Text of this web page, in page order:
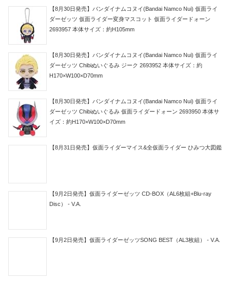
【8月30日発売】バンダイナムコヌイ(Bandai Namco Nui) 仮面ライ
ダーゼッツ 仮面ライダー変身マスコット 仮面ライダードォーン
2693957 本体サイズ：約H105mm
【8月30日発売】バンダイナムコヌイ(Bandai Namco Nui) 仮面ライ
ダーゼッツ Chibiぬいぐるみ ジーク 2693952 本体サイズ：約
H170×W100×D70mm
【8月30日発売】バンダイナムコヌイ(Bandai Namco Nui) 仮面ライ
ダーゼッツ Chibiぬいぐるみ 仮面ライダードォーン 2693950 本体サ
イズ：約H170×W100×D70mm
【8月31日発売】仮面ライダーマイス&全仮面ライダー ひみつ大図鑑
【9月2日発売】仮面ライダーゼッツ CD-BOX（AL6枚組+Blu-ray
Disc） - V.A.
【9月2日発売】仮面ライダーゼッツSONG BEST（AL3枚組） - V.A.